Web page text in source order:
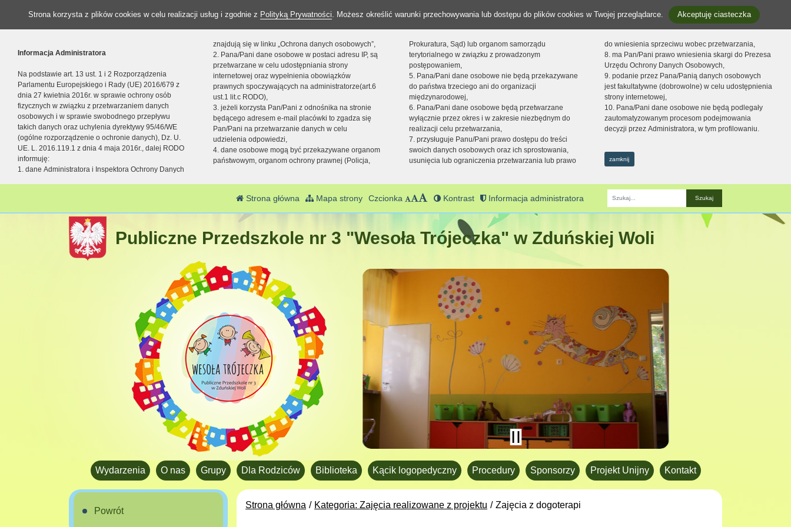
Strona korzysta z plików cookies w celu realizacji usług i zgodnie z Polityką Prywatności. Możesz określić warunki przechowywania lub dostępu do plików cookies w Twojej przeglądarce. Akceptuję ciasteczka
Informacja Administratora
Na podstawie art. 13 ust. 1 i 2 Rozporządzenia
Parlamentu Europejskiego i Rady (UE) 2016/679 z
dnia 27 kwietnia 2016r. w sprawie ochrony osób
fizycznych w związku z przetwarzaniem danych
osobowych i w sprawie swobodnego przepływu
takich danych oraz uchylenia dyrektywy 95/46/WE
(ogólne rozporządzenie o ochronie danych), Dz. U.
UE. L. 2016.119.1 z dnia 4 maja 2016r., dalej RODO
informuję:
1. dane Administratora i Inspektora Ochrony Danych
znajdują się w linku „Ochrona danych osobowych”,
2. Pana/Pani dane osobowe w postaci adresu IP, są
przetwarzane w celu udostępniania strony
internetowej oraz wypełnienia obowiązków
prawnych spoczywających na administratorze(art.6
ust.1 lit.c RODO),
3. jeżeli korzysta Pan/Pani z odnośnika na stronie
będącego adresem e-mail placówki to zgadza się
Pan/Pani na przetwarzanie danych w celu
udzielenia odpowiedzi,
4. dane osobowe mogą być przekazywane organom
państwowym, organom ochrony prawnej (Policja,
Prokuratura, Sąd) lub organom samorządu
terytorialnego w związku z prowadzonym
postępowaniem,
5. Pana/Pani dane osobowe nie będą przekazywane
do państwa trzeciego ani do organizacji
międzynarodowej,
6. Pana/Pani dane osobowe będą przetwarzane
wyłącznie przez okres i w zakresie niezbędnym do
realizacji celu przetwarzania,
7. przysługuje Panu/Pani prawo dostępu do treści
swoich danych osobowych oraz ich sprostowania,
usunięcia lub ograniczenia przetwarzania lub prawo
do wniesienia sprzeciwu wobec przetwarzania,
8. ma Pan/Pani prawo wniesienia skargi do Prezesa
Urzędu Ochrony Danych Osobowych,
9. podanie przez Pana/Panią danych osobowych
jest fakultatywne (dobrowolne) w celu udostępnienia
strony internetowej,
10. Pana/Pani dane osobowe nie będą podlegały
zautomatyzowanym procesom podejmowania
decyzji przez Administratora, w tym profilowaniu.
zamknij
Strona główna Mapa strony Czcionka Kontrast Informacja administratora
Fraza
Publiczne Przedszkole nr 3 "Wesoła Trójeczka" w Zduńskiej Woli
Wydarzenia O nas Grupy Dla Rodziców Biblioteka Kącik logopedyczny Procedury Sponsorzy Projekt Unijny Kontakt
Strona główna Kategoria: Zajęcia realizowane z projektu Zajęcia z dogoterapi
Powrót